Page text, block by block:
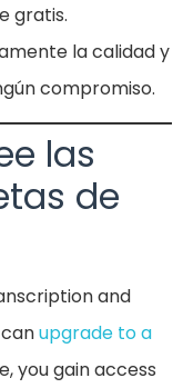
gratis.
la calidad y
compromiso.
las
de
and
upgrade to a
you gain access